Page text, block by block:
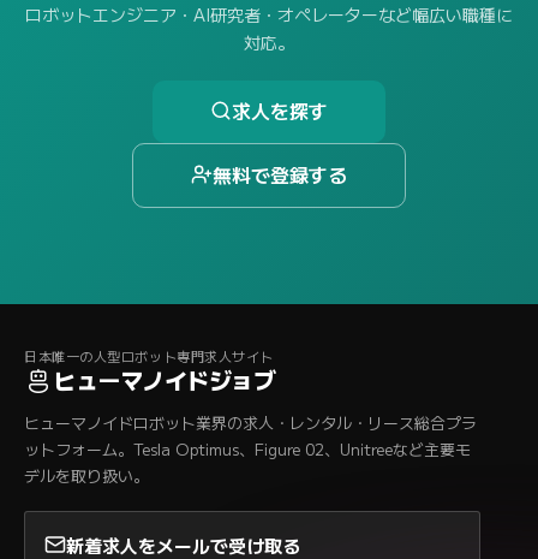
ロボットエンジニア・AI研究者・オペレーターなど幅広い職種に
対応。
求人を探す
無料で登録する
日本唯一の人型ロボット専門求人サイト
ヒューマノイドジョブ
ヒューマノイドロボット業界の求人・レンタル・リース総合プラ
ットフォーム。Tesla Optimus、Figure 02、Unitreeなど主要モ
デルを取り扱い。
新着求人をメールで受け取る